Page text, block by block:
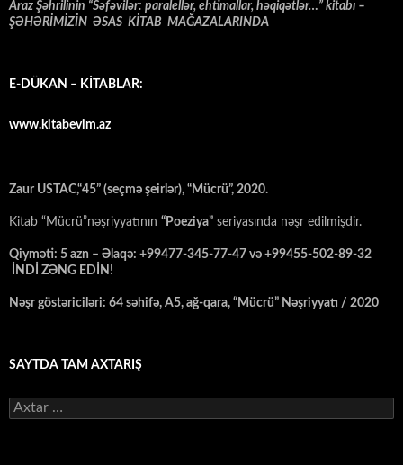
Araz Şəhrilinin “Səfəvilər: paralellər, ehtimallar, həqiqətlər…” kitabı –
ŞƏHƏRİMİZİN ƏSAS KİTAB MAĞAZALARINDA
E-DÜKAN – KİTABLAR:
www.kitabevim.az
Zaur USTAC,“45” (seçmə şeirlər), “Mücrü”, 2020.
Kitab “Mücrü”nəşriyyatının “Poeziya” seriyasında nəşr edilmişdir.
Qiyməti: 5 azn – Əlaqə: +99477-345-77-47 və +99455-502-89-32
İNDİ ZƏNG EDİN!
Nəşr göstəriciləri: 64 səhifə, A5, ağ-qara, “Mücrü” Nəşriyyatı / 2020
SAYTDA TAM AXTARIŞ
Axtarış: